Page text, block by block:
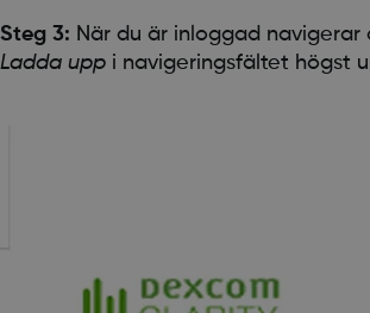
Steg 3: När du är inloggad navigerar
Ladda upp i navigeringsfältet högst